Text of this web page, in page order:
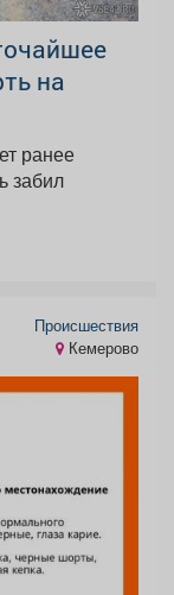
на
ранее
забил
Происшествия
Кемерово